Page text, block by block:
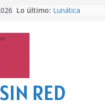
Lo último: Lunática
RED